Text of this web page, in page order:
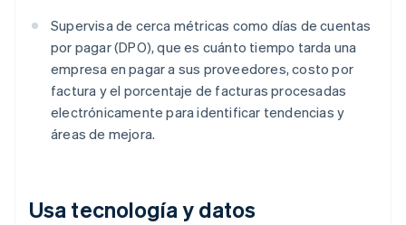
Supervisa de cerca métricas como días de cuentas
por pagar (DPO), que es cuánto tiempo tarda una
empresa en pagar a sus proveedores, costo por
factura y el porcentaje de facturas procesadas
electrónicamente para identificar tendencias y
áreas de mejora.
Usa tecnología y datos